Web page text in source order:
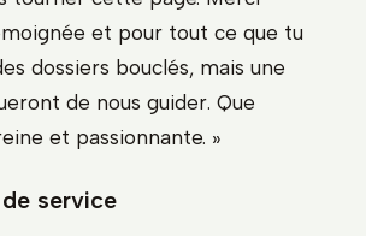
et pour tout ce que tu
dossiers bouclés, mais une
de nous guider. Que
et passionnante. »
service